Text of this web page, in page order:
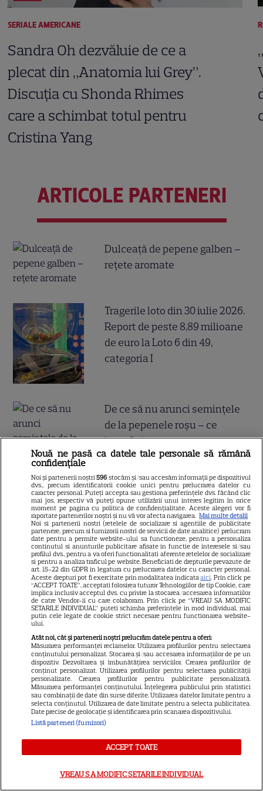
SERIALE AMERICANE
Sandra Oh dezvăluie de ce a
plecat din „Anatomia lui Grey”.
Discuția cu Shonda Rhimes
care a schimbat totul pentru
Cristina Yang
ARTICOLE PARTENERI
Dulceață de pepene galben –
rețete aromate
Tragerile loto din 30 iulie 2026.
Report de peste 8,89 milioane
de euro la Loto 6 din 49,
categoria I
De ce să nu arunci semințele
de la pepenele roșu – ce
beneficii au
Ghidul udării corecte pe timp
de caniculă: când, cât şi cum
udăm plantele
ALTE ARTICOLE
INTERESANTE
NETFLIX
Noutăți Netflix în august 2026:
Robert De Niro, „Nosferatu” și
noile sezoane din „Outer
Banks” și „Un veac de
Nouă ne pasă ca datele tale personale să rămână
confidențiale
Noi și partenerii noștri596 stocăm și/sau accesăm informații pe dispozitivul
dvs., precum identificatorii cookie unici pentru prelucrarea datelor cu
caracter personal. Puteți accepta sau gestiona preferințele dvs. făcând clic
mai jos, respectiv vă puteți opune utilizării unui interes legitim în orice
moment pe pagina cu politica de confidențialitate. Aceste alegeri vor fi
raportate partenerilor noștri și nu vă vor afecta navigarea. Mai multe detalii
Noi si partenerii nostri (retelele de socializare si agentiile de publicitate
partenere, precum si furnizorii nostri de servicii de date analitice) prelucram
date pentru a permite website-ului sa functioneze, pentru a personaliza
continutul si anunturile publicitare afisate in functie de interesele si/sau
profilul dvs., pentru a va oferi functionalitati aferente retelelor de socializare
si pentru a analiza traficul pe website. Beneficiati de drepturile prevazute de
art. 15-22 din GDPR in legatura cu prelucrarea datelor cu caracter personal.
Aceste drepturi pot fi exercitate prin modalitatea indicataaici. Prin click pe
“ACCEPT TOATE”, acceptati folosirea tuturor Tehnologiilor de tip Cookie, care
implica inclusiv acceptul dvs. cu privire la stocarea/accesarea informatiilor
de catre Vendor-ii cu care colaboram. Prin click pe “VREAU SA MODIFIC
SETARILE INDIVIDUAL” puteti schimba preferintele in mod individual, mai
putin cele legate de cookie strict necesare pentru functionarea website-
ului.
Atât noi, cât și partenerii noștri prelucrăm datele pentru a oferi:
Măsurarea performanței reclamelor. Utilizarea profilurilor pentru selectarea
conținutului personalizat. Stocarea și/sau accesarea informațiilor de pe un
dispozitiv. Dezvoltarea și îmbunătățirea serviciilor. Crearea profilurilor de
conținut personalizat. Utilizarea profilurilor pentru selectarea publicității
personalizate. Crearea profilurilor pentru publicitate personalizată.
Măsurarea performanței conținutului. Înțelegerea publicului prin statistici
sau combinații de date din surse diferite. Utilizarea datelor limitate pentru a
selecta conținutul. Utilizarea de date limitate pentru a selecta publicitatea.
Date precise de geolocație și identificarea prin scanarea dispozitivului.
Listă parteneri (furnizori)
ACCEPT TOATE
VREAU SA MODIFIC SETARILE INDIVIDUAL